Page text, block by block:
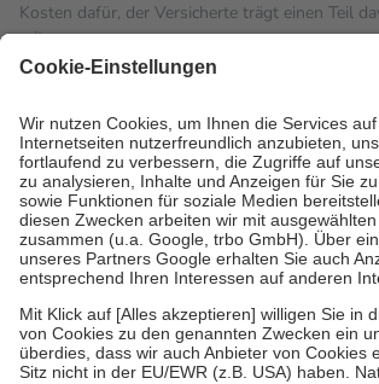
Kosten dafür, der Versicherte trägt einen Teil
mit.
Grundsätzlich leisten Mitglieder Zuzahlungen in
höchstens zehn Euro.
Es sind jedoch nie mehr
tatsächlichen Kosten der Leistung zu entrichten.
Diese Regeln gelten grundsätzlich auch für
Bei Heilmitteln und häuslicher Krankenpflege
Zuzahlung zehn Prozent der Kosten sowie
Verordnung.
Um das Engagement der Versicherten für ihre
zu stärken und die besondere Stellung der
fallenkeine Zuzahlungenan bei:
• Kindern und Jugendlichen bis zum
mit Ausnahme der Fahrkosten